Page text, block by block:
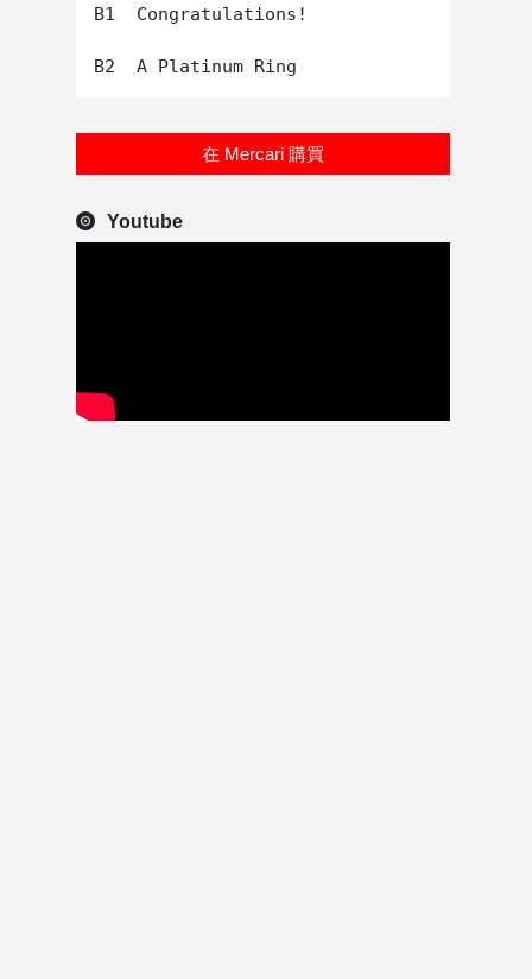
B1  Congratulations!
在 Mercari 購買
Youtube